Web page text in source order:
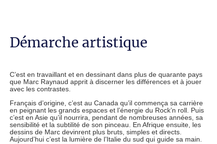
Démarche artistique
C’est en travaillant et en dessinant dans plus de quarante pays
que Marc Raynaud apprit à discerner les différences et à jouer
avec les contrastes.
Français d’origine, c’est au Canada qu’il commença sa carrière
en peignant les grands espaces et l’énergie du Rock’n roll. Puis
c’est en Asie qu’il nourrira, pendant de nombreuses années, sa
sensibilité et la subtilité de son pinceau. En Afrique ensuite, les
dessins de Marc devinrent plus bruts, simples et directs.
Aujourd’hui c’est la lumière de l’Italie du sud qui guide sa main.